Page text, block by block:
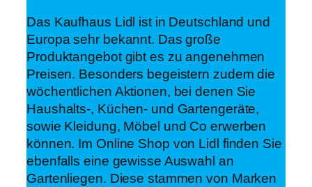
Das Kaufhaus Lidl ist in Deutschland und
Europa sehr bekannt. Das große
Produktangebot gibt es zu angenehmen
Preisen. Besonders begeistern zudem die
wöchentlichen Aktionen, bei denen Sie
Haushalts-, Küchen- und Gartengeräte,
sowie Kleidung, Möbel und Co erwerben
können. Im Online Shop von Lidl finden Sie
ebenfalls eine gewisse Auswahl an
Gartenliegen. Diese stammen von Marken